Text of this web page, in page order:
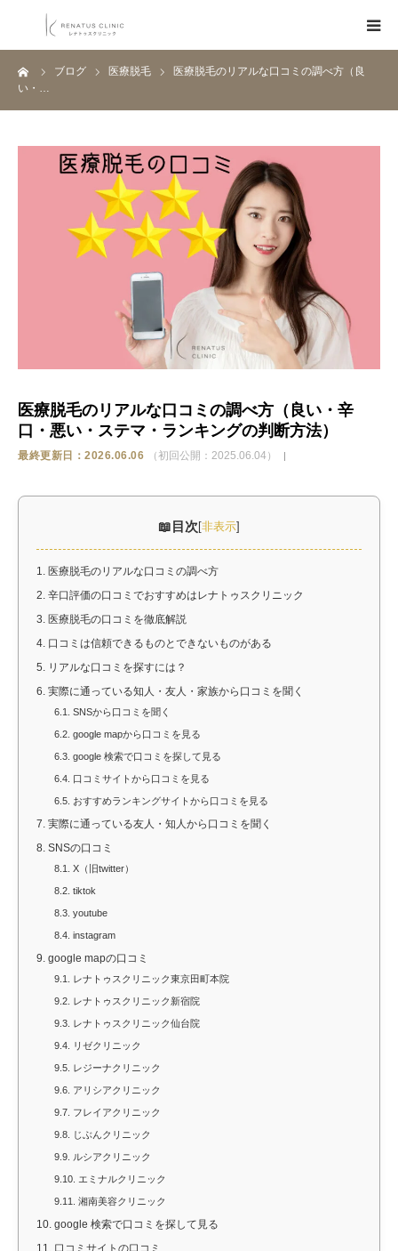
ブログ 医療脱毛
医療脱毛のリアルな口コミの調べ方（良
い・…
医療脱毛のリアルな口コミの調べ方（良い・辛
口・悪い・ステマ・ランキングの判断方法）
最終更新日：2026.06.06 （初回公開：2025.06.04）
目次 [非表示]
1.
医療脱毛のリアルな口コミの調べ方
2. 辛口評価の口コミでおすすめはレナトゥスクリニック
3. 医療脱毛の口コミを徹底解説
4. 口コミは信頼できるものとできないものがある
5.
リアルな口コミを探すには？
6. 実際に通っている知人・友人・家族から口コミを聞く
6.1. SNSから口コミを聞く
6.2. google mapから口コミを見る
6.3. google 検索で口コミを探して見る
6.4. 口コミサイトから口コミを見る
6.5. おすすめランキングサイトから口コミを見る
7. 実際に通っている友人・知人から口コミを聞く
8. SNSの口コミ
8.1. X（旧twitter）
8.2. tiktok
8.3. youtube
8.4. instagram
9. google mapの口コミ
9.1. レナトゥスクリニック東京田町本院
9.2. レナトゥスクリニック新宿院
9.3. レナトゥスクリニック仙台院
9.4. リゼクリニック
9.5. レジーナクリニック
9.6. アリシアクリニック
9.7. フレイアクリニック
9.8. じぶんクリニック
9.9. ルシアクリニック
9.10. エミナルクリニック
9.11. 湘南美容クリニック
10. google 検索で口コミを探して見る
11.
口コミサイトの口コミ
HOME
料金表
クリニック一覧
ストア